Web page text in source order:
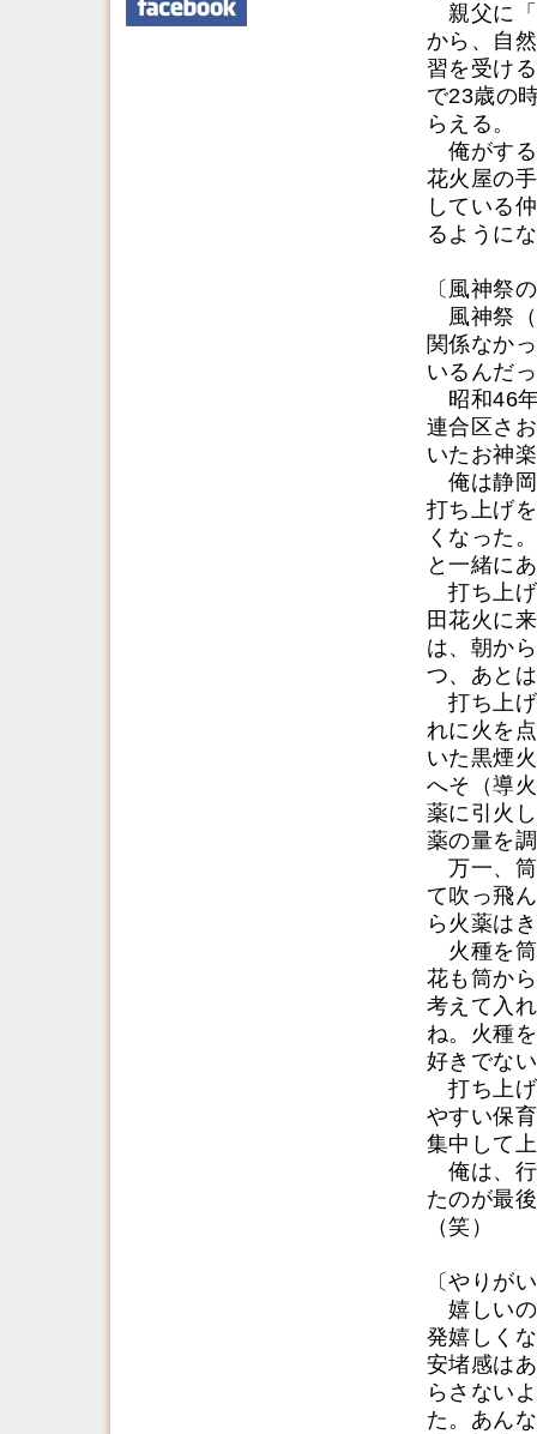
親父に「
から、自
習を受け
で23歳の
らえる。
俺がする
花火屋の
している
るように
〔風神祭
風神祭（
関係なか
いるんだ
昭和46年
連合区さ
いたお神
俺は静岡
打ち上げ
くなった
と一緒に
打ち上げ
田花火に
は、朝か
つ、あと
打ち上げ
れに火を
いた黒煙
へそ（導
薬に引火
薬の量を
万一、筒
て吹っ飛
ら火薬は
火種を筒
花も筒か
考えて入
ね。火種
好きでな
打ち上げ
やすい保
集中して
俺は、行
たのが最
（笑）
〔やりが
嬉しいの
発嬉しく
安堵感は
らさない
た。あん